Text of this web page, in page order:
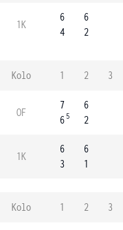
1K
6
4
6
2
Kolo 1 2 3
OF
7
6 5
6
2
1K
6
3
6
1
Kolo 1 2 3